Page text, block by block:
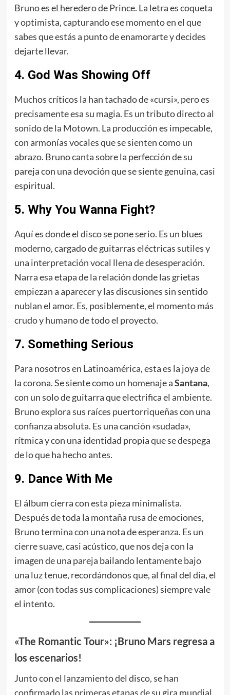
Bruno es el heredero de Prince. La letra es coqueta
y optimista, capturando ese momento en el que
sabes que estás a punto de enamorarte y decides
dejarte llevar.
4. God Was Showing Off
Muchos críticos la han tachado de «cursi», pero es
precisamente esa su magia. Es un tributo directo al
sonido de la Motown. La producción es impecable,
con armonías vocales que se sienten como un
abrazo. Bruno canta sobre la perfección de su
pareja con una devoción que se siente genuina, casi
espiritual.
5. Why You Wanna Fight?
Aquí es donde el disco se pone serio. Es un blues
moderno, cargado de guitarras eléctricas sutiles y
una interpretación vocal llena de desesperación.
Narra esa etapa de la relación donde las grietas
empiezan a aparecer y las discusiones sin sentido
nublan el amor. Es, posiblemente, el momento más
crudo y humano de todo el proyecto.
7. Something Serious
Para nosotros en Latinoamérica, esta es la joya de
la corona. Se siente como un homenaje aSantana,
con un solo de guitarra que electrifica el ambiente.
Bruno explora sus raíces puertorriqueñas con una
confianza absoluta. Es una canción «sudada»,
rítmica y con una identidad propia que se despega
de lo que ha hecho antes.
9. Dance With Me
El álbum cierra con esta pieza minimalista.
Después de toda la montaña rusa de emociones,
Bruno termina con una nota de esperanza. Es un
cierre suave, casi acústico, que nos deja con la
imagen de una pareja bailando lentamente bajo
una luz tenue, recordándonos que, al final del día, el
amor (con todas sus complicaciones) siempre vale
el intento.
«The Romantic Tour»: ¡Bruno Mars regresa a
los escenarios!
Junto con el lanzamiento del disco, se han
confirmado las primeras etapas de su gira mundial